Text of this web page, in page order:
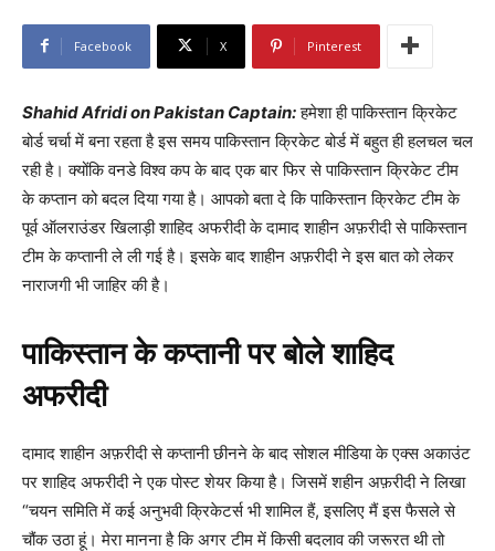
Facebook X Pinterest
Shahid Afridi on Pakistan Captain:हमेशा ही पाकिस्तान क्रिकेट
बोर्ड चर्चा में बना रहता है इस समय पाकिस्तान क्रिकेट बोर्ड में बहुत ही हलचल चल
रही है। क्योंकि वनडे विश्व कप के बाद एक बार फिर से पाकिस्तान क्रिकेट टीम
के कप्तान को बदल दिया गया है। आपको बता दे कि पाकिस्तान क्रिकेट टीम के
पूर्व ऑलराउंडर खिलाड़ी शाहिद अफरीदी के दामाद शाहीन अफ़रीदी से पाकिस्तान
टीम के कप्तानी ले ली गई है। इसके बाद शाहीन अफ़रीदी ने इस बात को लेकर
नाराजगी भी जाहिर की है।
पाकिस्तान के कप्तानी पर बोले शाहिद
अफरीदी
दामाद शाहीन अफ़रीदी से कप्तानी छीनने के बाद सोशल मीडिया के एक्स अकाउंट
पर शाहिद अफरीदी ने एक पोस्ट शेयर किया है। जिसमें शहीन अफ़रीदी ने लिखा
“चयन समिति में कई अनुभवी क्रिकेटर्स भी शामिल हैं, इसलिए मैं इस फैसले से
चौंक उठा हूं। मेरा मानना है कि अगर टीम में किसी बदलाव की जरूरत थी तो